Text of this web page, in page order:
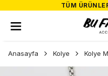
TÜM
Anasayfa Kolye Kolye